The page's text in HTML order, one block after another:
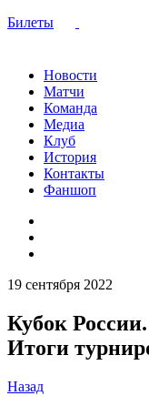
Билеты
Новости
Матчи
Команда
Медиа
Клуб
История
Контакты
Фаншоп
19 сентября 2022
Кубок
Итоги
Назад